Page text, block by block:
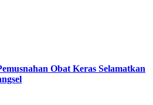
Obat Keras Selamatkan